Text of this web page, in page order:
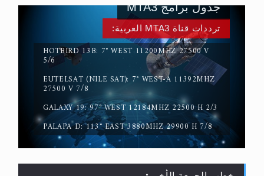
حقيقة المسيح الدجال
ترددات قناة MTA3 العربية:
HOTBIRD 13B: 7° WEST 11200MHZ 27500 V
5/6
EUTELSAT (NILE SAT): 7° WEST-A 11392MHZ
27500 V 7/8
GALAXY 19: 97° WEST 12184MHZ 22500 H 2/3
PALAPA D: 113° EAST 3880MHZ 29900 H 7/8
جدول برامج MTA3